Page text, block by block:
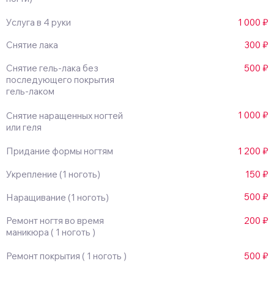
1 000 ₽
300 ₽
Снятие лака
500 ₽
Снятие гель-лака без
последующего покрытия
гель-лаком
1 000 ₽
Снятие наращенных ногтей
или геля
1 200 ₽
Придание формы ногтям
150 ₽
Укрепление (1 ноготь)
500 ₽
Наращивание (1 ноготь)
200 ₽
Ремонт ногтя во время
маникюра ( 1 ноготь )
500 ₽
Ремонт покрытия ( 1 ноготь )
Услуга в 4 руки